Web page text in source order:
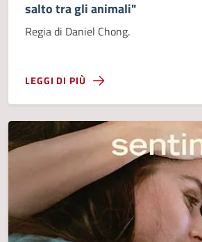
salto tra gli animali"
Regia di Daniel Chong.
LEGGI DI PIÙ